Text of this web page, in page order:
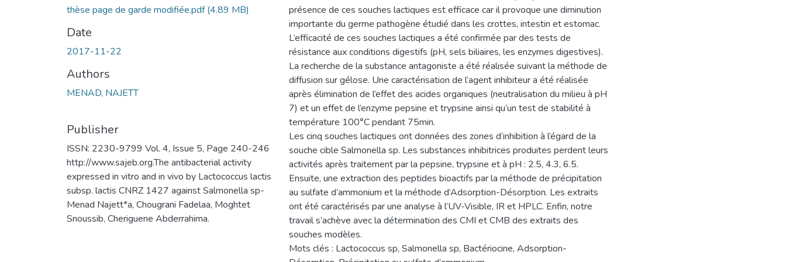
thèse page de garde modifiée.pdf(4.89 MB)
Date
2017-11-22
Authors
MENAD, NAJETT
Publisher
ISSN: 2230-9799 Vol. 4, Issue 5, Page 240-246
http://www.sajeb.org.The antibacterial activity
expressed in vitro and in vivo by Lactococcus lactis
subsp. lactis CNRZ 1427 against Salmonella sp-
Menad Najett*a, Chougrani Fadelaa, Moghtet
Snoussib, Cheriguene Abderrahima.
présence de ces souches lactiques est efficace car il provoque une diminution
importante du germe pathogène étudié dans les crottes, intestin et estomac.
L’efficacité de ces souches lactiques a été confirmée par des tests de
résistance aux conditions digestifs (pH, sels biliaires, les enzymes digestives).
La recherche de la substance antagoniste a été réalisée suivant la méthode de
diffusion sur gélose. Une caractérisation de l’agent inhibiteur a été réalisée
après élimination de l’effet des acides organiques (neutralisation du milieu à pH
7) et un effet de l’enzyme pepsine et trypsine ainsi qu’un test de stabilité à
température 100°C pendant 75min.
Les cinq souches lactiques ont données des zones d’inhibition à l’égard de la
souche cible Salmonella sp. Les substances inhibitrices produites perdent leurs
activités après traitement par la pepsine, trypsine et à pH : 2.5, 4.3, 6.5.
Ensuite, une extraction des peptides bioactifs par la méthode de précipitation
au sulfate d’ammonium et la méthode d’Adsorption-Désorption. Les extraits
ont été caractérisés par une analyse à l’UV-Visible, IR et HPLC. Enfin, notre
travail s’achève avec la détermination des CMI et CMB des extraits des
souches modèles.
Mots clés : Lactococcus sp, Salmonella sp, Bactériocine, Adsorption-